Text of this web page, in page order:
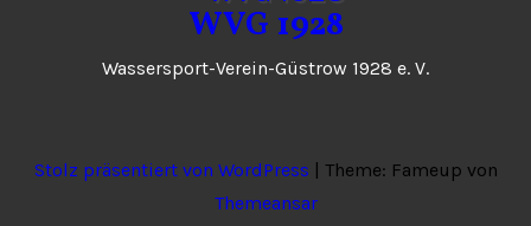
WVG 1928
Wassersport-Verein-Güstrow 1928 e. V.
Stolz präsentiert von WordPress | Theme: Fameup von
Themeansar